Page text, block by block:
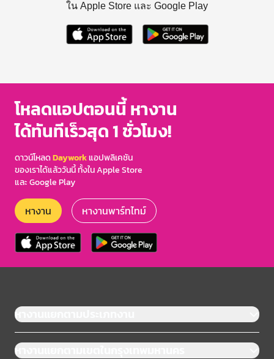
ใน Apple Store และ Google Play
โหลดแอปตอนนี้ หางาน
ได้ทันทีเร็วสุด 1 ชั่วโมง!
ดาวน์โหลดDayworkแอปพลิเคชัน
ของเราได้แล้ววันนี้ ทั้งใน Apple Store
และ Google Play
หางาน หางานพาร์ทไทม์
หางานแยกตามประเภทงาน
หางานแยกตามเขตในกรุงเทพมหานคร